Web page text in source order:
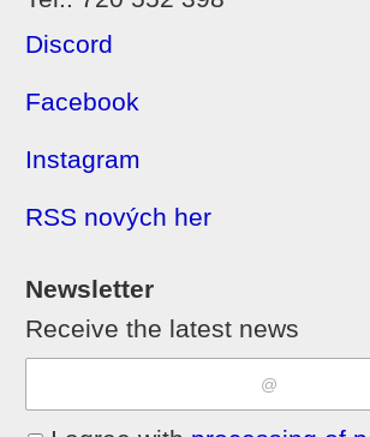
Discord
Facebook
Instagram
RSS nových her
Newsletter
Receive the latest news